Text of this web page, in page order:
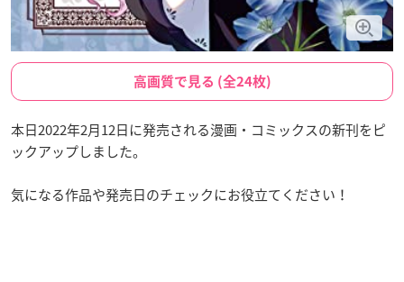
高画質で見る (全24枚)
本日2022年2月12日に発売される漫画・コミックスの新刊をピ
ックアップしました。
気になる作品や発売日のチェックにお役立てください！